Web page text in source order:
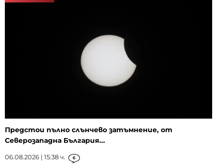
Предстои пълно слънчево затъмнение, от
Северозападна България...
06.08.2026 | 15:38 ч. 6